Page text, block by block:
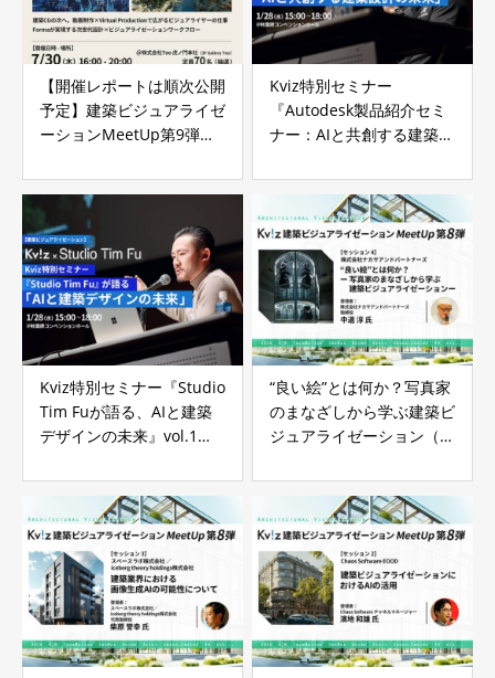
【開催レポートは順次公開
予定】建築ビジュアライゼ
ーションMeetUp第9弾は
Kviz特別セミナー
『Autodesk製品紹介セミ
ナー：AIと共創する建築設
田中 宏尭氏 講演
Kviz特別セミナー『Studio
Tim Fuが語る、AIと建築
デザインの未来』vol.1
“良い絵”とは何か？写真家
のまなざしから学ぶ建築ビ
ジュアライゼーション（ナ
– 建築ビジュアライゼーシ
ョンMeetUp第8弾 イベン
トレポート